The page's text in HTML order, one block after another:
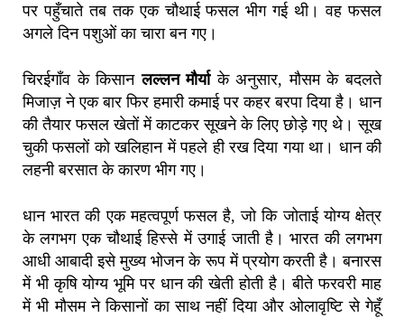
पर पहुँचाते तब तक एक चौथाई फसल भीग गई थी। वह फसल
अगले दिन पशुओं का चारा बन गए।
चिरईगाँव के किसानलल्लन मौर्याके अनुसार, मौसम के बदलते
मिजाज़ ने एक बार फिर हमारी कमाई पर कहर बरपा दिया है। धान
की तैयार फसल खेतों में काटकर सूखने के लिए छोड़े गए थे। सूख
चुकी फसलों को खलिहान में पहले ही रख दिया गया था। धान की
लहनी बरसात के कारण भीग गए।
धान भारत की एक महत्वपूर्ण फसल है, जो कि जोताई योग्य क्षेत्र
के लगभग एक चौथाई हिस्से में उगाई जाती है। भारत की लगभग
आधी आबादी इसे मुख्य भोजन के रूप में प्रयोग करती है। बनारस
में भी कृषि योग्य भूमि पर धान की खेती होती है। बीते फरवरी माह
में भी मौसम ने किसानों का साथ नहीं दिया और ओलावृष्टि से गेहूँ